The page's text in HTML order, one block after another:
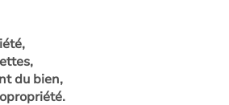
du bien,